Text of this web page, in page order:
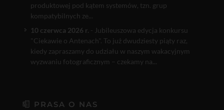
produktowej pod kątem systemów, tzn. grup
kompatybilnych ze...
10 czerwca 2026 r. - Jubileuszowa edycja konkursu
"Ciekawie o Antenach". To już dwudziesty piąty raz,
kiedy zapraszamy do udziału w naszym wakacyjnym
wyzwaniu fotograficznym – czekamy na...
PRASA O NAS